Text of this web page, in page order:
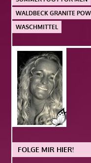
WALDBECK GRANITE
WASCHMITTEL
FOLGE MIR HIER!